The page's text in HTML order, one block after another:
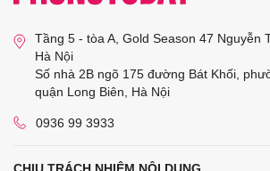
Tầng 5 - tòa A, Gold Season 47 Nguyễn
Hà Nội
Số nhà 2B ngõ 175 đường Bát Khối,
quận Long Biên, Hà Nội
0936 99 3933